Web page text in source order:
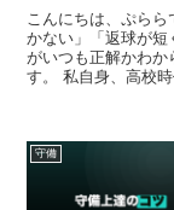
こんにちは、ぷら
かない」「返球が
がいつも正解かわ
す。 私自身、高校
守備